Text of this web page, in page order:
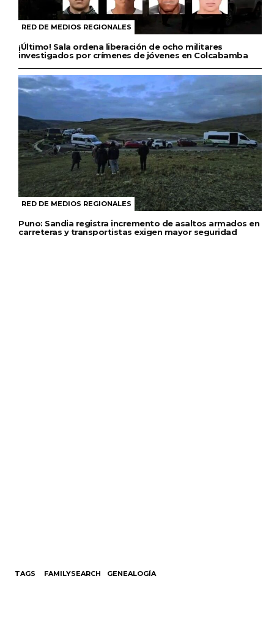
RED DE MEDIOS REGIONALES
¡Último! Sala ordena liberación de ocho militares
investigados por crímenes de jóvenes en Colcabamba
RED DE MEDIOS REGIONALES
Puno: Sandia registra incremento de asaltos armados en
carreteras y transportistas exigen mayor seguridad
TAGS FAMILYSEARCH GENEALOGÍA